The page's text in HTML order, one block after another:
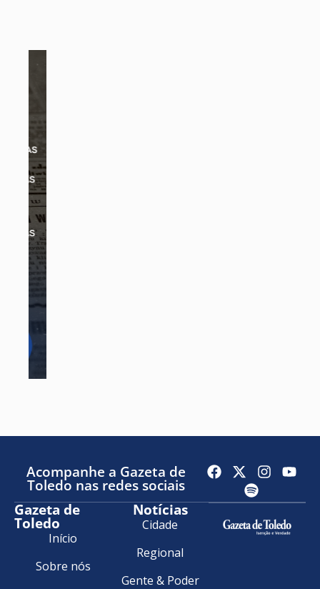
Acompanhe a Gazeta de
Toledo nas redes sociais
Gazeta de
Toledo
Início
Sobre nós
Notícias
Cidade
Regional
Gente & Poder